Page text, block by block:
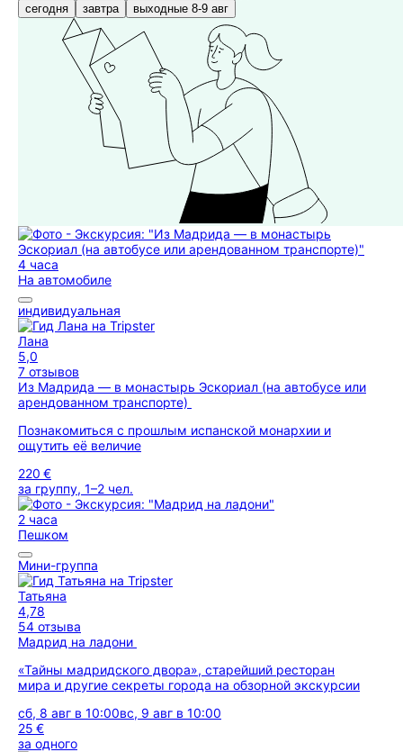
сегодня завтра выходные 8-9 авг
4 часа
На автомобиле
индивидуальная
Лана
5,0
7 отзывов
Из Мадрида — в монастырь Эскориал (на автобусе или
арендованном транспорте)
Познакомиться с прошлым испанской монархии и
ощутить её величие
220 €
за группу, 1–2 чел.
2 часа
Пешком
Мини-группа
Татьяна
4,78
54 отзыва
Мадрид на ладони
«Тайны мадридского двора», старейший ресторан
мира и другие секреты города на обзорной экскурсии
сб, 8 авг в 10:00вс, 9 авг в 10:00
25 €
за одного